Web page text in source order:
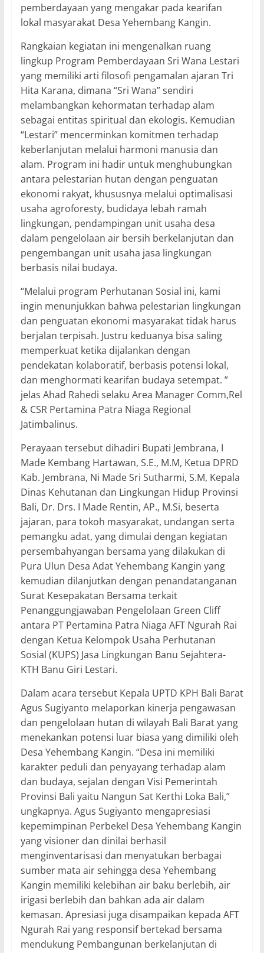
pemberdayaan yang mengakar pada kearifan
lokal masyarakat Desa Yehembang Kangin.
Rangkaian kegiatan ini mengenalkan ruang
lingkup Program Pemberdayaan Sri Wana Lestari
yang memiliki arti filosofi pengamalan ajaran Tri
Hita Karana, dimana “Sri Wana” sendiri
melambangkan kehormatan terhadap alam
sebagai entitas spiritual dan ekologis. Kemudian
“Lestari” mencerminkan komitmen terhadap
keberlanjutan melalui harmoni manusia dan
alam. Program ini hadir untuk menghubungkan
antara pelestarian hutan dengan penguatan
ekonomi rakyat, khususnya melalui optimalisasi
usaha agroforesty, budidaya lebah ramah
lingkungan, pendampingan unit usaha desa
dalam pengelolaan air bersih berkelanjutan dan
pengembangan unit usaha jasa lingkungan
berbasis nilai budaya.
“Melalui program Perhutanan Sosial ini, kami
ingin menunjukkan bahwa pelestarian lingkungan
dan penguatan ekonomi masyarakat tidak harus
berjalan terpisah. Justru keduanya bisa saling
memperkuat ketika dijalankan dengan
pendekatan kolaboratif, berbasis potensi lokal,
dan menghormati kearifan budaya setempat. ”
jelas Ahad Rahedi selaku Area Manager Comm,Rel
& CSR Pertamina Patra Niaga Regional
Jatimbalinus.
Perayaan tersebut dihadiri Bupati Jembrana, I
Made Kembang Hartawan, S.E., M.M, Ketua DPRD
Kab. Jembrana, Ni Made Sri Sutharmi, S.M, Kepala
Dinas Kehutanan dan Lingkungan Hidup Provinsi
Bali, Dr. Drs. I Made Rentin, AP., M.Si, beserta
jajaran, para tokoh masyarakat, undangan serta
pemangku adat, yang dimulai dengan kegiatan
persembahyangan bersama yang dilakukan di
Pura Ulun Desa Adat Yehembang Kangin yang
kemudian dilanjutkan dengan penandatanganan
Surat Kesepakatan Bersama terkait
Penanggungjawaban Pengelolaan Green Cliff
antara PT Pertamina Patra Niaga AFT Ngurah Rai
dengan Ketua Kelompok Usaha Perhutanan
Sosial (KUPS) Jasa Lingkungan Banu Sejahtera-
KTH Banu Giri Lestari.
Dalam acara tersebut Kepala UPTD KPH Bali Barat
Agus Sugiyanto melaporkan kinerja pengawasan
dan pengelolaan hutan di wilayah Bali Barat yang
menekankan potensi luar biasa yang dimiliki oleh
Desa Yehembang Kangin. “Desa ini memiliki
karakter peduli dan penyayang terhadap alam
dan budaya, sejalan dengan Visi Pemerintah
Provinsi Bali yaitu Nangun Sat Kerthi Loka Bali,”
ungkapnya. Agus Sugiyanto mengapresiasi
kepemimpinan Perbekel Desa Yehembang Kangin
yang visioner dan dinilai berhasil
menginventarisasi dan menyatukan berbagai
sumber mata air sehingga desa Yehembang
Kangin memiliki kelebihan air baku berlebih, air
irigasi berlebih dan bahkan ada air dalam
kemasan. Apresiasi juga disampaikan kepada AFT
Ngurah Rai yang responsif bertekad bersama
mendukung Pembangunan berkelanjutan di